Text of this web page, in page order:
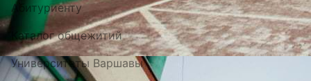
Абитуриенту
Каталог общежитий
Университеты Варшавы